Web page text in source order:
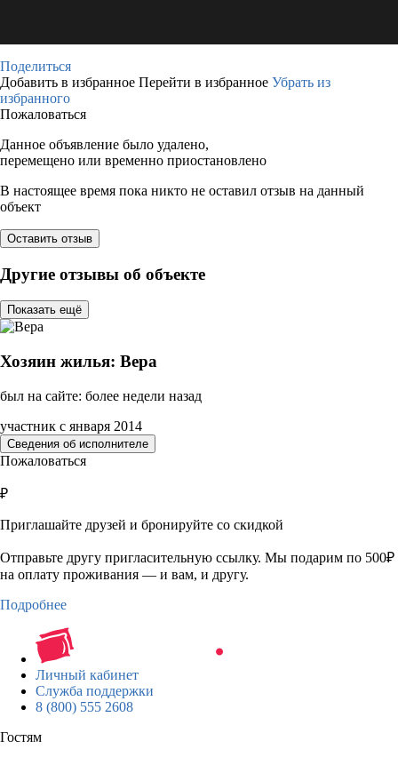
Поделиться
Добавить в избранное Перейти в избранное Убрать из
избранного
Пожаловаться
Данное объявление было удалено,
перемещено или временно приостановлено
В настоящее время пока никто не оставил отзыв на данный
объект
Оставить отзыв
Другие отзывы об объекте
Показать ещё
Хозяин жилья: Вера
был на сайте: более недели назад
участник с января 2014
Сведения об исполнителе
Пожаловаться
₽
Приглашайте друзей и бронируйте со скидкой
Отправьте другу пригласительную ссылку. Мы подарим по 500₽
на оплату проживания — и вам, и другу.
Подробнее
Личный кабинет
Служба поддержки
8 (800) 555 2608
Гостям